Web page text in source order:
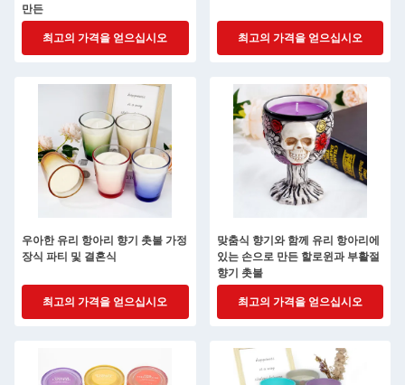
만든
최고의 가격을 얻으십시오 최고의 가격을 얻으십시오
우아한 유리 항아리 향기 촛불 가정
장식 파티 및 결혼식
최고의 가격을 얻으십시오
맞춤식 향기와 함께 유리 항아리에
있는 손으로 만든 할로윈과 부활절
향기 촛불
최고의 가격을 얻으십시오